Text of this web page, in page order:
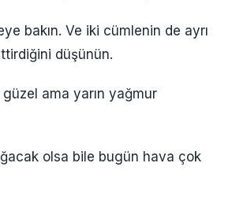
bakın. Ve iki cümlenin de ayrı
düşünün.
ama yarın yağmur
olsa bile bugün hava çok